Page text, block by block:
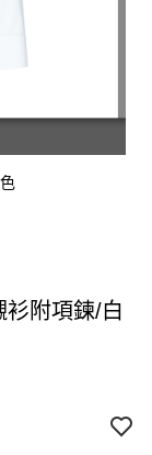
衫附項鍊/白